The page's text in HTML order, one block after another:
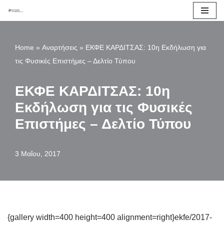
Home » Αναρτήσεις » ΕΚΦΕ ΚΑΡΔΙΤΣΑΣ: 10η Εκδήλωση για
τις Φυσικές Επιστήμες – Δελτίο Τύπου
ΕΚΦΕ ΚΑΡΔΙΤΣΑΣ: 10η
Εκδήλωση για τις Φυσικές
Επιστήμες – Δελτίο Τύπου
3 Μαΐου, 2017
{gallery width=400 height=400 alignment=right}ekfe/2017-